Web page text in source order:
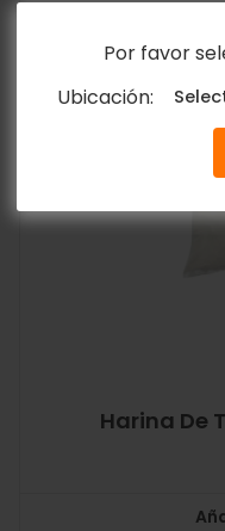
Por favor
Ubicación:
Harina De